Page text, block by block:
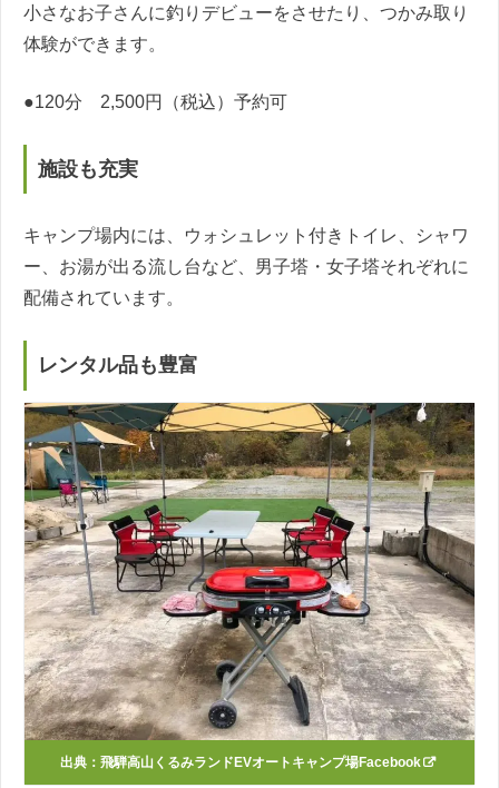
小さなお子さんに釣りデビューをさせたり、つかみ取り
体験ができます。
●120分 2,500円（税込）予約可
施設も充実
キャンプ場内には、ウォシュレット付きトイレ、シャワ
ー、お湯が出る流し台など、男子塔・女子塔それぞれに
配備されています。
レンタル品も豊富
出典： 飛騨高山くるみランドEVオートキャンプ場Facebook